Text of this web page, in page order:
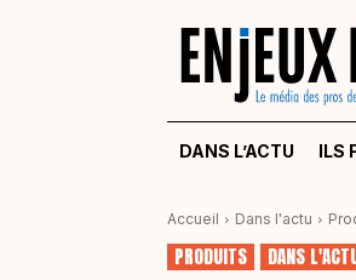
DANS L’ACTU ILS
Accueil Dans l'actu
PRODUITS DANS